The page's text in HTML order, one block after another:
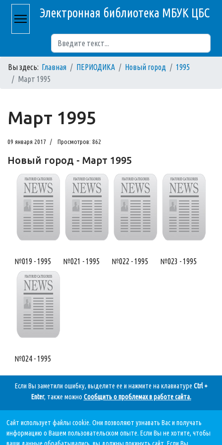
Электронная библиотека МБУК ЦБС
Вы здесь: Главная ПЕРИОДИКА Новый город
1995
Март 1995
Март 1995
09 января 2017 Просмотров: 862
Новый город - Март 1995
№019 - 1995 №021 - 1995 №022 - 1995 №023 - 1995
№024 - 1995
Если Вы заметили ошибку, выделите ее и нажмите на клавиатуре Ctrl +
Enter, также можно Сообщить о проблемах в работе сайта.
Дата последнего обновления:
05.08.2026, в 11 11.
Сайт использует файлы cookie. Они позволяют узнавать Вас и получать
информацию о Вашем пользовательском опыте. Если Вы не хотите, чтобы